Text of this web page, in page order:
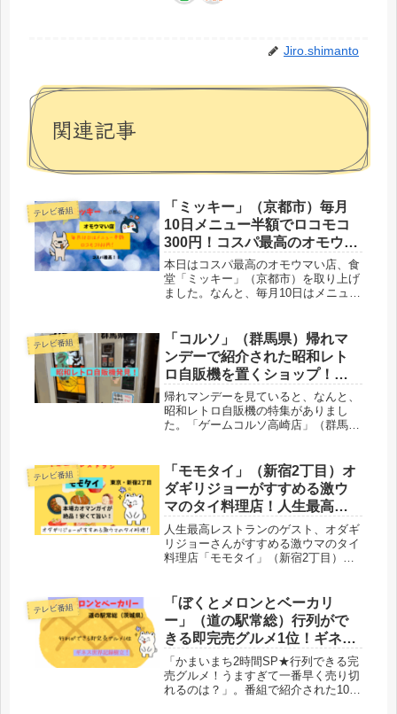
Jiro.shimanto
関連記事
テレビ番組
「ミッキー」（京都市）毎月
10日メニュー半額でロコモコ
300円！コスパ最高のオモウマ
い店
本日はコスパ最高のオモウマい店、食
堂「ミッキー」（京都市）を取り上げ
ました。なんと、毎月10日はメニュー
けに、めちゃ美味しいんですね。足を
運んでみたくなるお店でしょう。
テレビ番組
「コルソ」（群馬県）帰れマ
ンデーで紹介された昭和レト
ロ自販機を置くショップ！う
どん350円！
帰れマンデーを見ていると、なんと、
昭和レトロ自販機の特集がありまし
た。「ゲームコルソ高崎店」（群馬
は珍しいですね。うどん350円、トー
ストサンド280円だって。
テレビ番組
「モモタイ」（新宿2丁目）オ
ダギリジョーがすすめる激ウ
マのタイ料理店！人生最高レ
ストラン
人生最高レストランのゲスト、オダギ
リジョーさんがすすめる激ウマのタイ
料理店「モモタイ」（新宿2丁目）。
旨い一品。タイ人シェフが腕をふるっ
て作ってくれます。本場の味を満喫で
きますよ！
テレビ番組
「ぼくとメロンとベーカリ
ー」（道の駅常総）行列がで
きる即完売グルメ1位！ギネス
世界記録樹立って？
「かまいまち2時間SP★行列できる完
売グルメ！うますぎて一番早く売り切
れるのは？」。番組で紹介された10軒